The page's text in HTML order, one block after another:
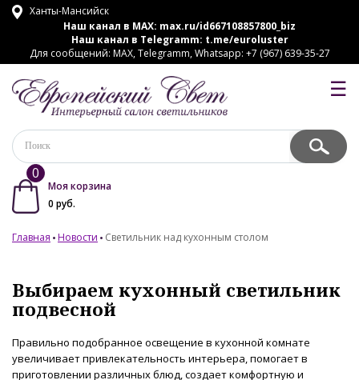
Ханты-Мансийск
Наш канал в MAX: max.ru/id667108857800_biz
Наш канал в Telegramm: t.me/euroluster
Для сообщений: MAX, Telegramm, Whatsapp: +7 (967) 639-35-27
☰
0
Моя корзина
0 руб.
Главная Новости Светильник над кухонным столом
Выбираем кухонный светильник
подвесной
Правильно подобранное освещение в кухонной комнате
увеличивает привлекательность интерьера, помогает в
приготовлении различных блюд, создает комфортную и